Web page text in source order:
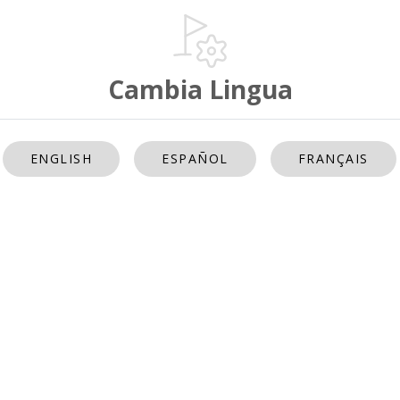
Cambia Lingua
ENGLISH ESPAÑOL FRANÇAIS